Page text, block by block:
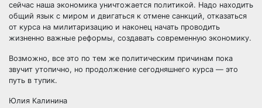
сейчас наша экономика уничтожается политикой. Надо находить
общий язык с миром и двигаться к отмене санкций, отказаться
от курса на милитаризацию и наконец начать проводить
жизненно важные реформы, создавать современную экономику.
Возможно, все это по тем же политическим причинам пока
звучит утопично, но продолжение сегодняшнего курса — это
путь в тупик.
Юлия Калинина